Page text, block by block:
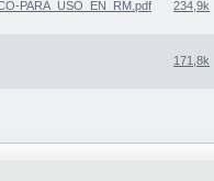
PARA_USO_EN_RM.pdf 234,9k
171,8k